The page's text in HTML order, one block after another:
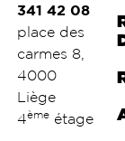
341 42 08
place des
carmes 8,
4000
Liège
4èmeétage